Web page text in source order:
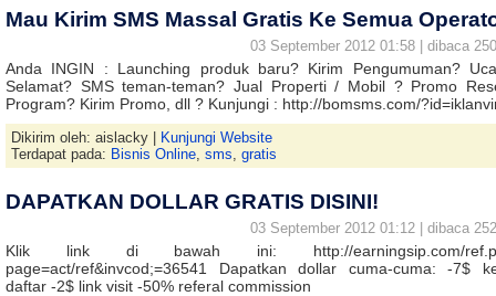
Mau Kirim SMS Massal Gratis Ke Semua
03 September 2012 01:58 | dibaca
Anda INGIN : Launching produk baru? Kirim Pengumuman?
Selamat? SMS teman-teman? Jual Properti / Mobil ? Promo
Program? Kirim Promo, dll ? Kunjungi : http://bomsms.com/
Dikirim oleh: aislacky |
Kunjungi Website
Terdapat pada: Bisnis Online, sms, gratis
DAPATKAN DOLLAR GRATIS DISINI!
03 September 2012 01:12 | dibaca
Klik link di bawah ini: http://earningsip.com/
page=act/ref&invcod;=36541 Dapatkan dollar cuma-cuma: -7$
daftar -2$ link visit -50% referal commission